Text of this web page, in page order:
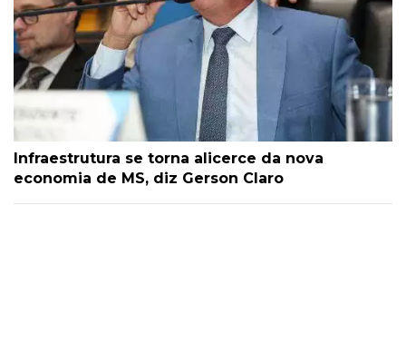
Infraestrutura se torna alicerce da nova
economia de MS, diz Gerson Claro